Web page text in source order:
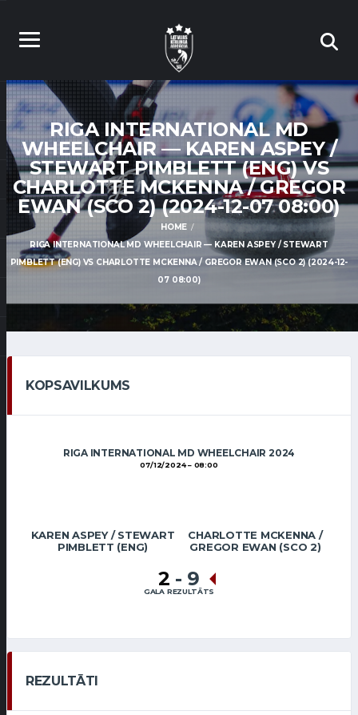
RIGA INTERNATIONAL MD
WHEELCHAIR — KAREN ASPEY /
STEWART PIMBLETT (ENG) VS
CHARLOTTE MCKENNA / GREGOR
EWAN (SCO 2) (2024-12-07 08:00)
HOME
RIGA INTERNATIONAL MD WHEELCHAIR — KAREN ASPEY / STEWART
PIMBLETT (ENG) VS CHARLOTTE MCKENNA / GREGOR EWAN (SCO 2) (2024-12-
07 08:00)
KOPSAVILKUMS
RIGA INTERNATIONAL MD WHEELCHAIR 2024
07/12/2024 08:00
KAREN ASPEY / STEWART
PIMBLETT (ENG)
CHARLOTTE MCKENNA /
GREGOR EWAN (SCO 2)
2 - 9
GALA REZULTĀTS
REZULTĀTI